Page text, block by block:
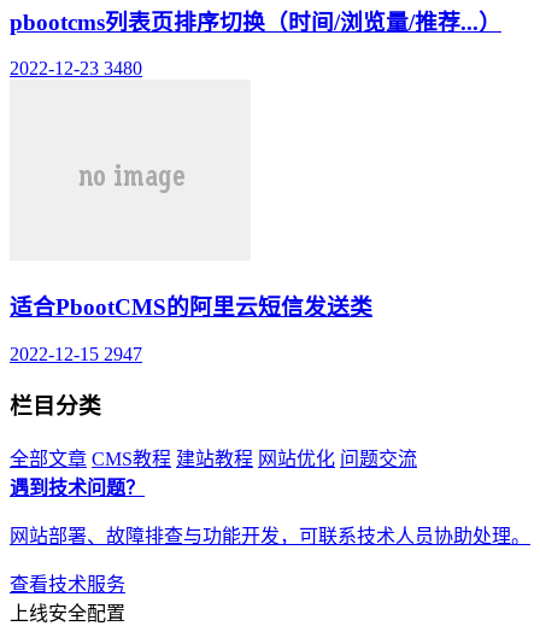
pbootcms列表页排序切换（时间/浏览量/推荐...）
2022-12-23 3480
适合PbootCMS的阿里云短信发送类
2022-12-15 2947
栏目分类
全部文章 CMS教程 建站教程 网站优化 问题交流
遇到技术问题？
网站部署、故障排查与功能开发，可联系技术人员协助处理。
查看技术服务
上线安全配置